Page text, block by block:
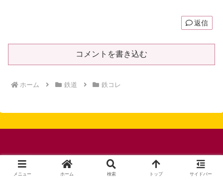
返信
コメントを書き込む
ホーム 鉄道 鉄コレ
© 2015-2026 オキラクウサギ.
メニュー ホーム 検索 トップ サイドバー